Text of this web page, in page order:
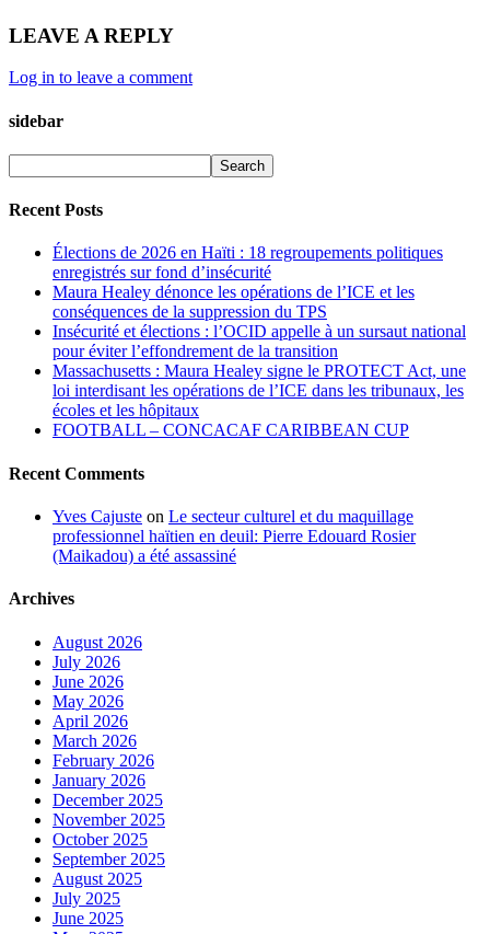
LEAVE A REPLY
Log in to leave a comment
sidebar
Recent Posts
Élections de 2026 en Haïti : 18 regroupements politiques
enregistrés sur fond d’insécurité
Maura Healey dénonce les opérations de l’ICE et les
conséquences de la suppression du TPS
Insécurité et élections : l’OCID appelle à un sursaut national
pour éviter l’effondrement de la transition
Massachusetts : Maura Healey signe le PROTECT Act, une
loi interdisant les opérations de l’ICE dans les tribunaux, les
écoles et les hôpitaux
FOOTBALL – CONCACAF CARIBBEAN CUP
Recent Comments
Yves Cajuste on Le secteur culturel et du maquillage
professionnel haïtien en deuil: Pierre Edouard Rosier
(Maikadou) a été assassiné
Archives
August 2026
July 2026
June 2026
May 2026
April 2026
March 2026
February 2026
January 2026
December 2025
November 2025
October 2025
September 2025
August 2025
July 2025
June 2025